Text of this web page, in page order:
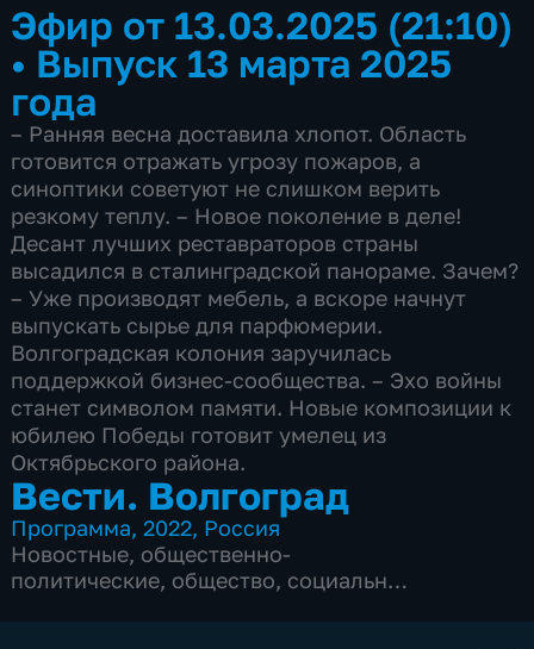
Эфир от 13.03.2025 (21:10)
• Выпуск 13 марта 2025
года
– Ранняя весна доставила хлопот. Область
готовится отражать угрозу пожаров, а
синоптики советуют не слишком верить
резкому теплу. – Новое поколение в деле!
Десант лучших реставраторов страны
высадился в сталинградской панораме. Зачем?
– Уже производят мебель, а вскоре начнут
выпускать сырье для парфюмерии.
Волгоградская колония заручилась
поддержкой бизнес-сообщества. – Эхо войны
станет символом памяти. Новые композиции к
юбилею Победы готовит умелец из
Октябрьского района.
Вести. Волгоград
Программа,2022, Россия
Новостные, общественно-
политические, общество, социально-